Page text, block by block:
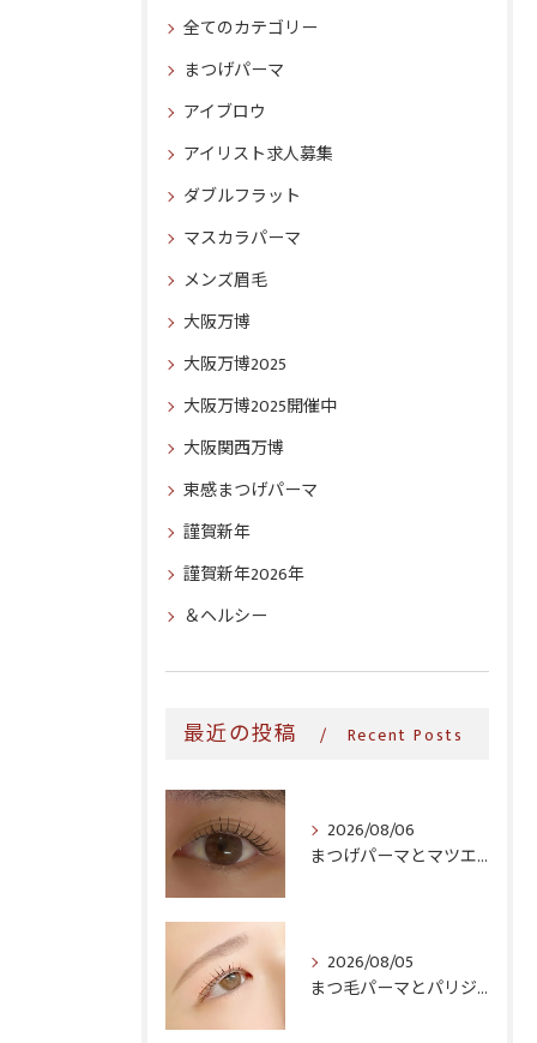
全てのカテゴリー
まつげパーマ
アイブロウ
アイリスト求人募集
ダブルフラット
マスカラパーマ
メンズ眉毛
大阪万博
大阪万博2025
大阪万博2025開催中
大阪関西万博
束感まつげパーマ
謹賀新年
謹賀新年2026年
＆ヘルシー
最近の投稿 Recent Posts
2026/08/06
まつげパーマとマツエク、生活導線に合うのはどっち?時短・継続コストで比較
2026/08/05
まつ毛パーマとパリジェンヌ、どっちがいい?仕上がり・料金・ダメージ感を徹底比較